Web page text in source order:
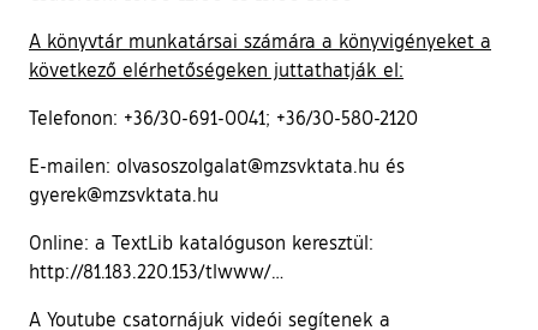
A könyvtár munkatársai számára a könyvigényeket a
következő elérhetőségeken juttathatják el:
Telefonon: +36/30-691-0041; +36/30-580-2120
E-mailen: olvasoszolgalat@mzsvktata.hu és
gyerek@mzsvktata.hu
Online: a TextLib katalóguson keresztül:
http://81.183.220.153/tlwww/…
A Youtube csatornájuk videói segítenek a